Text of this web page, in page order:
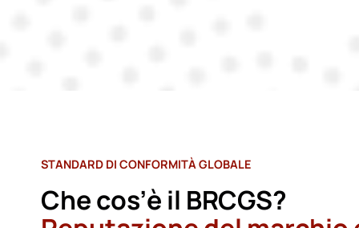
STANDARD DI CONFORMITÀ GLOBALE
Che cos’è il BRCGS?